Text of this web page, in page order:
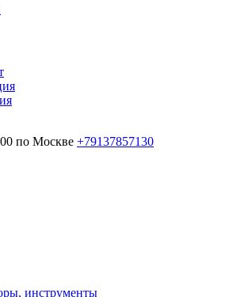
по Москве +79137857130
инструменты